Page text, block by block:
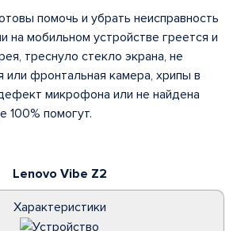
Lenovo Vibe Z2
Характеристики
помочь и убрать неисправность
на мобильном устройстве греется и
треснуло стекло экрана, не
или фронтальная камера, хрипы в
микрофона или не найдена
100% помогут.